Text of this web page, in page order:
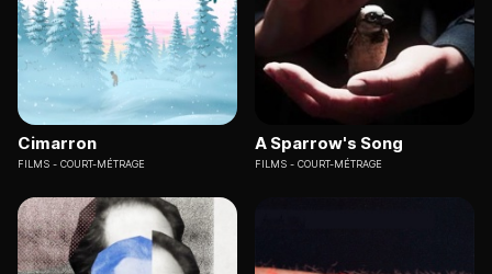
Cimarron
FILMS COURT-MÉTRAGE
A Sparrow's Song
FILMS COURT-MÉTRAGE